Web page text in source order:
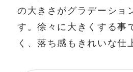
の大きさがグラデーショ
す。徐々に大きくする事
く、落ち感もきれいな仕